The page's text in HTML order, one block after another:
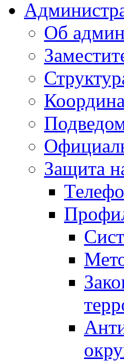
Об
Защита